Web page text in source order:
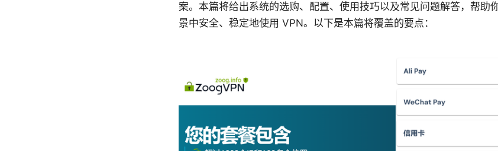
案。本篇将给出系统的选购、配置、使用技巧以及常见问题解答，帮助
景中安全、稳定地使用 VPN。以下是本篇将覆盖的要点：